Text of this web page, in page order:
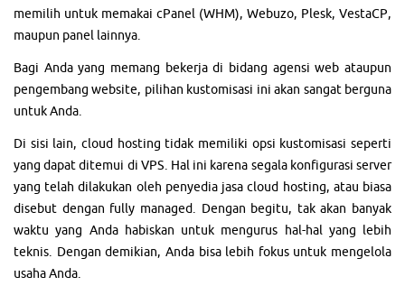
memilih untuk memakai cPanel (WHM), Webuzo, Plesk, VestaCP,
maupun panel lainnya.
Bagi Anda yang memang bekerja di bidang agensi web ataupun
pengembang website, pilihan kustomisasi ini akan sangat berguna
untuk Anda.
Di sisi lain, cloud hosting tidak memiliki opsi kustomisasi seperti
yang dapat ditemui di VPS. Hal ini karena segala konfigurasi server
yang telah dilakukan oleh penyedia jasa cloud hosting, atau biasa
disebut dengan fully managed. Dengan begitu, tak akan banyak
waktu yang Anda habiskan untuk mengurus hal-hal yang lebih
teknis. Dengan demikian, Anda bisa lebih fokus untuk mengelola
usaha Anda.